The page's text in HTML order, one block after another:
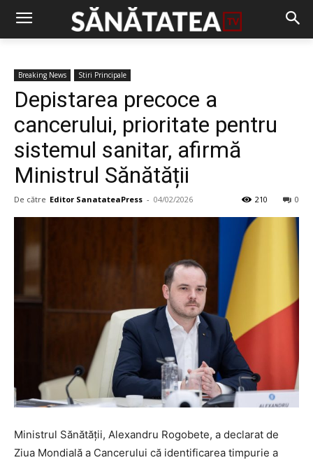
Breaking News Stiri Principale
Depistarea precoce a
cancerului, prioritate pentru
sistemul sanitar, afirmă
Ministrul Sănătății
De către Editor SanatateaPress - 04/02/2026 0
210
Ministrul Sănătății, Alexandru Rogobete, a declarat de
Ziua Mondială a Cancerului că identificarea timpurie a